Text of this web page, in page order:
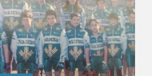
ez dizute baimenik eskatzen, eta beren
legitimoetan babesten dira. Ikusi gure
beren ustez zein helburutarako
eta horren aurka nola egin